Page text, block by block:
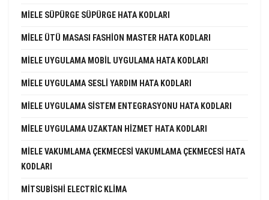
MIELE SÜPÜRGE SÜPÜRGE HATA KODLARI
MIELE ÜTÜ MASASI FASHION MASTER HATA KODLARI
MIELE UYGULAMA MOBIL UYGULAMA HATA KODLARI
MIELE UYGULAMA SESLI YARDIM HATA KODLARI
MIELE UYGULAMA SISTEM ENTEGRASYONU HATA KODLARI
MIELE UYGULAMA UZAKTAN HIZMET HATA KODLARI
MIELE VAKUMLAMA ÇEKMECESI VAKUMLAMA ÇEKMECESI HATA
KODLARI
MITSUBISHI ELECTRIC KLIMA